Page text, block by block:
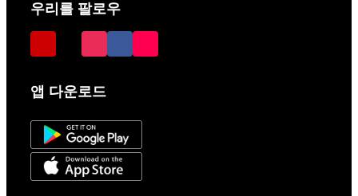
우리를 팔로우
앱 다운로드